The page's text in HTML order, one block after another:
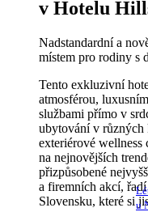
u
v Hotelu
Nadstandardní a
místem pro rodiny s
Tento exkluzivní
atmosférou,
službami přímo v
ubytování v různých
exteriérové ​​wellness
na nejnovějších
přizpůsobené
a firemních akcí,
Slovensku, které si